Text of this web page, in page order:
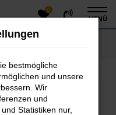
0
MENÜ
bestmögliche
und unsere
Wir
und
Statistiken nur,